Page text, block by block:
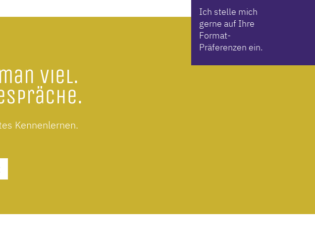
viel.
Kennenlernen.
Ich stelle mich
gerne auf Ihre
Format-
Präferenzen ein.